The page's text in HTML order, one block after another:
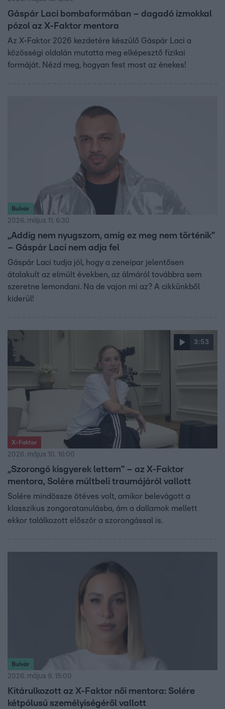
Gáspár Laci bombaformában – dagadó izmokkal
pózol az X-Faktor mentora
Az X-Faktor 2026 kezdetére készülő Gáspár Laci a
közösségi oldalán mutatta meg elképesztő fizikai
formáját. Nézd meg, hogyan fest most az énekes!
Bulvár
2026. május 11. 6:30
„Addig nem nyugszom, amíg ez meg nem történik”
– Gáspár Laci nem adja fel
Gáspár Laci tudja jól, hogy a zeneipar jelentősen
átalakult az elmúlt években, az álmáról továbbra sem
szeretne lemondani. Na de vajon mi az? A cikkünkből
kiderül!
3:53
X-Faktor
2026. május 10. 16:00
„Szorongó kisgyerek lettem” – az X-Faktor
mentora, Solére múltbeli traumájáról vallott
Solére mindössze ötéves volt, amikor belevágott a
klasszikus zongoratanulásba, ám a dallamok mellett
ekkor találkozott először a szorongással is.
Bulvár
2026. május 9. 15:00
Kitárulkozott az X-Faktor női mentora: Solére
kétpólusú személyiségéről vallott